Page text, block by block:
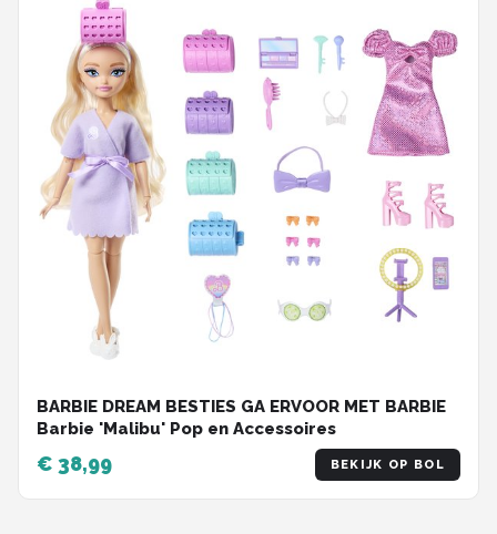
BARBIE DREAM BESTIES GA ERVOOR MET BARBIE
Barbie 'Malibu' Pop en Accessoires
€ 38,99 BEKIJK OP BOL